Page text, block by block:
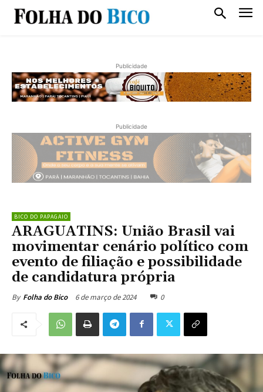
Publicidade
Publicidade
BICO DO PAPAGAIO
ARAGUATINS: União Brasil vai
movimentar cenário político com
evento de filiação e possibilidade
de candidatura própria
By Folha do Bico 6 de março de 2024 0